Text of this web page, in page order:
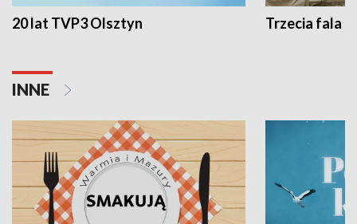
20 lat TVP3 Olsztyn Trzecia fala -
INNE